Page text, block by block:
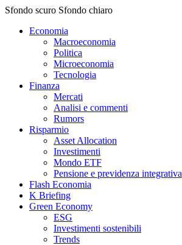
Sfondo scuro Sfondo chiaro
Economia
Macroeconomia
Politica
Microeconomia
Tecnologia
Finanza
Mercati
Analisi e commenti
Rumors
Risparmio
Asset Allocation
Investimenti
Mondo ETF
Pensione e previdenza integrativa
Flash Economia
K Briefing
Green Economy
ESG
Investimenti sostenibili
Trends